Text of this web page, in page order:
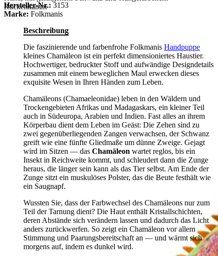
Rückenkamm
Hersteller-Nr.: 3153
Marke: Folkmanis
Beschreibung
Die faszinierende und farbenfrohe Folkmanis Handpuppe
kleines Chamäleon ist ein perfekt dimensioniertes Haustier.
Hochwertiger, bedruckter Stoff und aufwändige Designdetails
zusammen mit einem beweglichen Maul erwecken dieses
exquisite Wesen in Ihren Händen zum Leben.
Chamäleons (Chamaeleonidae) leben in den Wäldern und
Trockengebieten Afrikas und Madagaskars, ein kleiner Teil
auch in Südeuropa, Arabien und Indien. Fast alles an ihrem
Körperbau dient dem Leben im Geäst: Die Zehen sind zu
zwei gegenüberliegenden Zangen verwachsen, der Schwanz
greift wie eine fünfte Gliedmaße um dünne Zweige. Gejagt
wird im Sitzen — das Chamäleon wartet reglos, bis ein
Insekt in Reichweite kommt, und schleudert dann die Zunge
heraus, die länger sein kann als das Tier selbst. Am Ende der
Zunge sitzt ein muskulöses Polster, das die Beute festhält wie
ein Saugnapf.
Wussten Sie, dass der Farbwechsel des Chamäleons nur zum
Teil der Tarnung dient? Die Haut enthält Kristallschichten,
deren Abstände sich verändern lassen und dadurch das Licht
anders zurückwerfen. So zeigt ein Chamäleon vor allem
Stimmung und Paarungsbereitschaft an — und wärmt sich
morgens auf, indem es dunkel wird.